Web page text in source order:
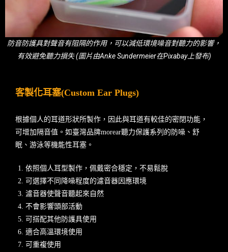
防音防護具對聲音有阻隔的作用，可以減低環境噪音對聽力的影響，
有效避免聽力損失 (圖片由Anke Sundermeier在Pixabay上發布)
客製化耳塞(Custom Ear Plugs)
根據個人的耳道形狀所製作，因此與耳道有較佳的密閉功能，
可增加隔音值。如臺灣品牌morear聽力保護系列的防噪、舒
眠、游泳等機能性耳塞。
依照個人耳型製作，佩戴密合穩定，不易鬆脫
可選擇不同降噪程度的濾音器因應環境
濾音器使聲音聽起來自然
不會影響頭部活動
可搭配其他防護具使用
適合高溫環境使用
可重複使用